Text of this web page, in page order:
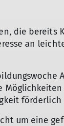
die bereits
an
förderlich
um eine